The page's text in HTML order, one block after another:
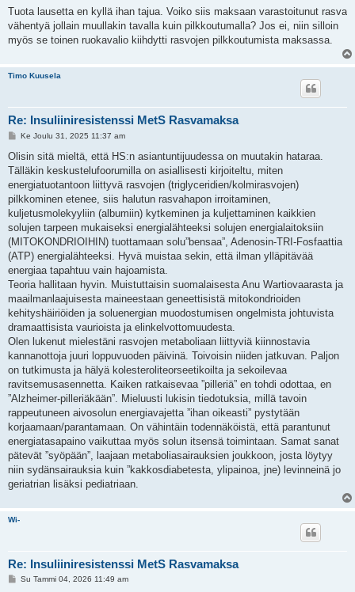
i
Tuota lausetta en kyllä ihan tajua. Voiko siis maksaan varastoitunut rasva
vähentyä jollain muullakin tavalla kuin pilkkoutumalla? Jos ei, niin silloin
myös se toinen ruokavalio kiihdytti rasvojen pilkkoutumista maksassa.
Timo Kuusela
Re: Insuliiniresistenssi MetS Rasvamaksa
V
e
t
i
Ke Joulu 31, 2025 11:37 am
Olisin sitä mieltä, että HS:n asiantuntijuudessa on muutakin hataraa.
Tälläkin keskustelufoorumilla on asiallisesti kirjoiteltu, miten
energiatuotantoon liittyvä rasvojen (triglyceridien/kolmirasvojen)
pilkkominen etenee, siis halutun rasvahapon irroitaminen,
kuljetusmolekyyliin (albumiin) kytkeminen ja kuljettaminen kaikkien
solujen tarpeen mukaiseksi energialähteeksi solujen energialaitoksiin
(MITOKONDRIOIHIN) tuottamaan solu”bensaa”, Adenosin-TRI-Fosfaattia
(ATP) energialähteeksi. Hyvä muistaa sekin, että ilman ylläpitävää
energiaa tapahtuu vain hajoamista.
Teoria hallitaan hyvin. Muistuttaisin suomalaisesta Anu Wartiovaarasta ja
maailmanlaajuisesta maineestaan geneettisistä mitokondrioiden
kehityshäiriöiden ja soluenergian muodostumisen ongelmista johtuvista
dramaattisista vaurioista ja elinkelvottomuudesta.
Olen lukenut mielestäni rasvojen metaboliaan liittyviä kiinnostavia
kannanottoja juuri loppuvuoden päivinä. Toivoisin niiden jatkuvan. Paljon
on tutkimusta ja hälyä kolesteroliteorseetikoilta ja sekoilevaa
ravitsemusasennetta. Kaiken ratkaisevaa ”pilleriä” en tohdi odottaa, en
”Alzheimer-pilleriäkään”. Mieluusti lukisin tiedotuksia, millä tavoin
rappeutuneen aivosolun energiavajetta ”ihan oikeasti” pystytään
korjaamaan/parantamaan. On vähintäin todennäköistä, että parantunut
energiatasapaino vaikuttaa myös solun itsensä toimintaan. Samat sanat
pätevät ”syöpään”, laajaan metaboliasairauksien joukkoon, josta löytyy
niin sydänsairauksia kuin ”kakkosdiabetesta, ylipainoa, jne) levinneinä jo
geriatrian lisäksi pediatriaan.
Wi-
Re: Insuliiniresistenssi MetS Rasvamaksa
VSu Tammi 04, 2026 11:49 am